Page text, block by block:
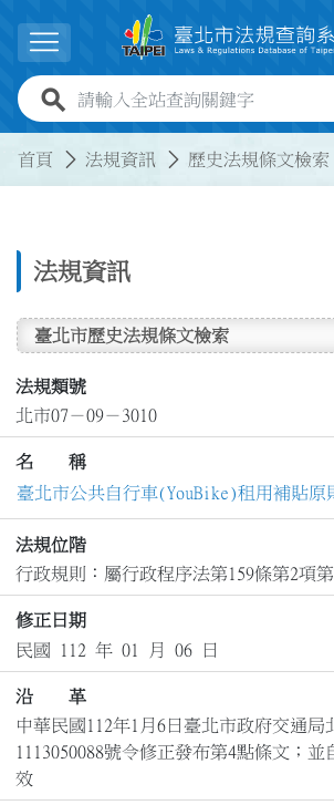
展開選單
全站查詢關鍵字欄位
首頁 法規資訊 歷史法規條文檢索
法規資訊
臺北市歷史法規條文檢索
法規類號
北市07－09－3010
名 稱
臺北市公共自行車(YouBike)租用補貼原
法規位階
行政規則：屬行政程序法第159條第2項
修正日期
民國 112 年 01 月 06 日
沿 革
中華民國112年1月6日臺北市政府交通局
1113050088號令修正發布第4點條文；並
效